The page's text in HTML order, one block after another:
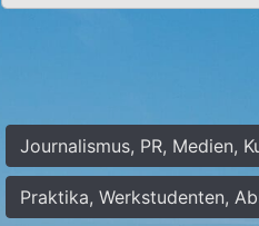
Journalismus, PR, Medien,
Praktika, Werkstudenten,